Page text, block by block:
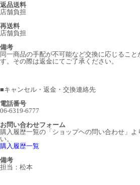
返品送料
店舗負担
再送料
店舗負担
備考
同一商品の手配が不可能など交換に応じること
す。その際は返金にてご了承ください。
■キャンセル・返金・交換連絡先
電話番号
06-6319-6777
お問い合わせフォーム
購入履歴一覧の「ショップヘの問い合わせ」よ
い。
購入履歴一覧
備考
担当：松本